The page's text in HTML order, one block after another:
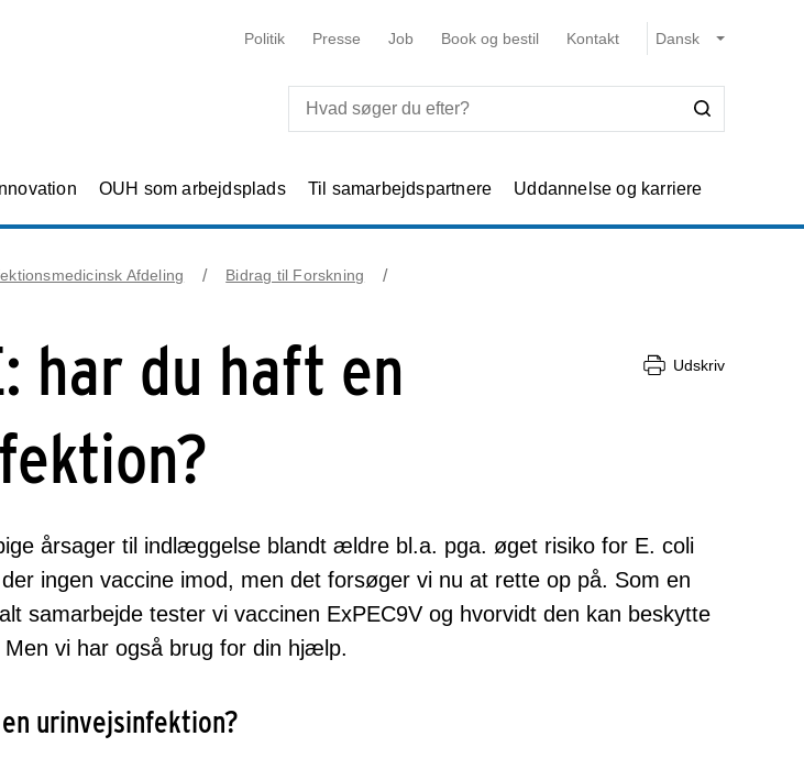
Politik Presse Job Book og bestil Kontakt
OUH som arbejdsplads Til samarbejdspartnere Uddannelse og karriere
Afdeling
Bidrag til Forskning
har du haft en
Udskriv
årsager til indlæggelse blandt ældre bl.a. pga. øget risiko for E. coli
ingen vaccine imod, men det forsøger vi nu at rette op på. Som en
samarbejde tester vi vaccinen ExPEC9V og hvorvidt den kan beskytte
vi har også brug for din hjælp.
en urinvejsinfektion?